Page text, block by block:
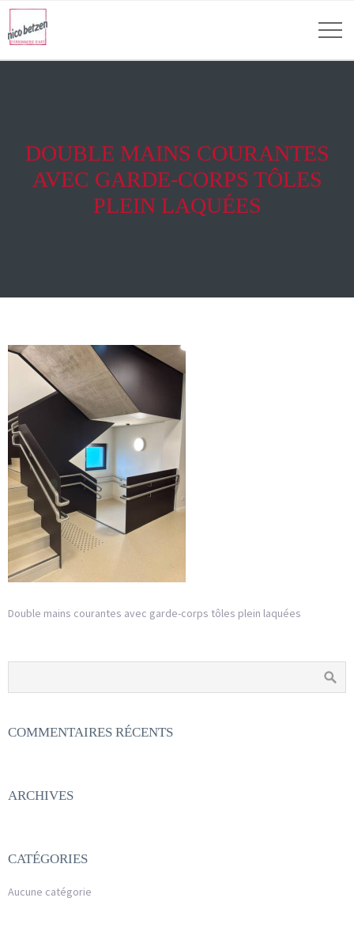
DOUBLE MAINS COURANTES
AVEC GARDE-CORPS TÔLES
PLEIN LAQUÉES
Double mains courantes avec garde-corps tôles plein laquées
COMMENTAIRES RÉCENTS
ARCHIVES
CATÉGORIES
Aucune catégorie